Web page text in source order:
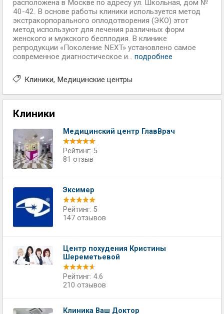
расположена в Москве по адресу ул. Школьная, дом №
40-42. В основе работы клиники используется метод
экстракорпорального оплодотворения (ЭКО) этот
метод используют для лечения различных форм
женского и мужского бесплодия. В клинике
репродукции «Поколение NEXT» установлено самое
современное диагностическое и... подробнее
Клиники Медицинские центры
Клиники
Медицинский центр ГлавВрач
Рейтинг: 5
81 отзыв
Эксимер
Рейтинг: 5
147 отзывов
Центр похудения Кристины
Шереметьевой
Рейтинг: 4.6
210 отзывов
Клиника Ваш Доктор